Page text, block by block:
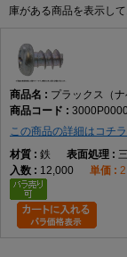
庫がある商品を表示して
プラックス（
この商品の詳細はコチラ
鉄
12,000